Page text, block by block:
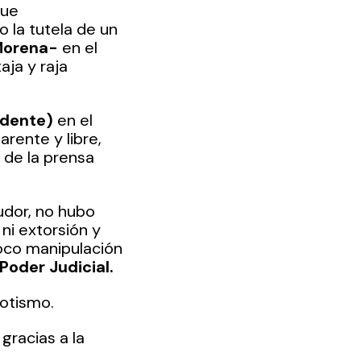
la tutela de un
en el
y raja
en el
y libre,
la prensa
no hubo
extorsión y
manipulación
Judicial.
a la